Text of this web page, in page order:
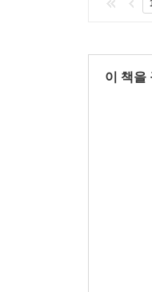
이 책을